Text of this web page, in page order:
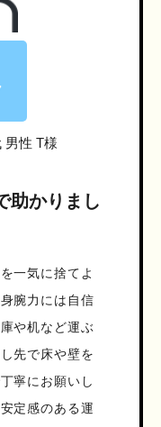
性 T様
助かりまし
一気に捨てよ
腕力には自信
や机など運ぶ
先で床や壁を
寧にお願いし
定感のある運